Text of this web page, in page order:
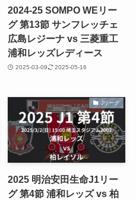
2024-25 SOMPO WEリー
グ 第13節 サンフレッチェ
広島レジーナ vs 三菱重工
浦和レッズレディース
2025-03-09 2025-05-16
Jリーグ
2025 明治安田生命J1リー
グ 第4節 浦和レッズ vs 柏